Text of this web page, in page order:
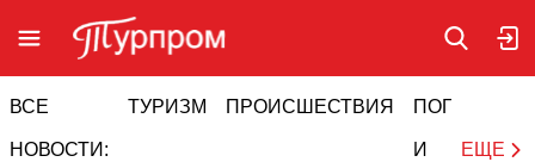
ВСЕ
НОВОСТИ:
ТУРИЗМ ПРОИСШЕСТВИЯ ПОГОДА
И ЕЩЕ